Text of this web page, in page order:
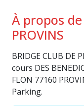
À propos de
PROVINS
BRIDGE CLUB DE
cours DES
FLON 77160
Parking.